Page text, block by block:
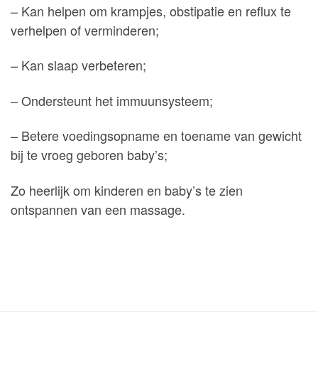
– Kan helpen om krampjes, obstipatie en reflux te
verhelpen of verminderen;
– Kan slaap verbeteren;
– Ondersteunt het immuunsysteem;
– Betere voedingsopname en toename van gewicht
bij te vroeg geboren baby’s;
Zo heerlijk om kinderen en baby’s te zien
ontspannen van een massage.